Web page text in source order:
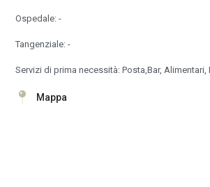
Ospedale: -
Tangenziale: -
Servizi di prima necessità: Posta,Bar,
Mappa